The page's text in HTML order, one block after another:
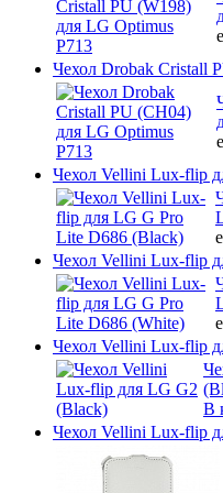
Чехол Drobak Cristall
Чехол Vellini Lux-flip
Чехол Vellini Lux-flip
Чехол Vellini Lux-flip
В
Чехол Vellini Lux-flip